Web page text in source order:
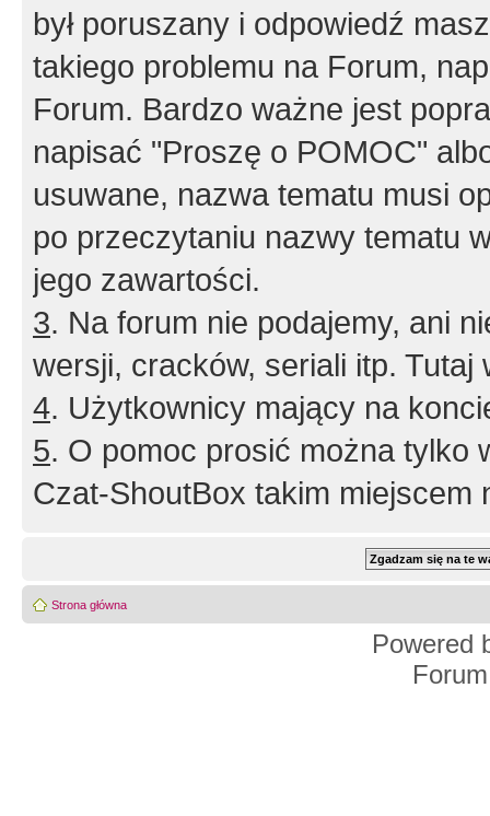
był poruszany i odpowiedź
takiego problemu na Forum,
Forum. Bardzo ważne jest
napisać "Proszę o POMOC"
usuwane, nazwa tematu musi
po przeczytaniu nazwy tematu
jego zawartości.
3. Na forum nie podajemy, ani
wersji, cracków, seriali itp. Tutaj
4. Użytkownicy mający na
5. O pomoc prosić można tylko
Czat-ShoutBox takim miejscem
Strona główna
Powered